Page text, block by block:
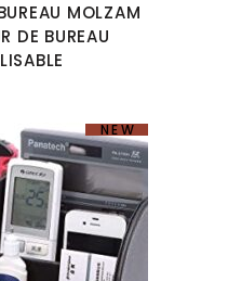
MOLZAM
DE BUREAU
NEW